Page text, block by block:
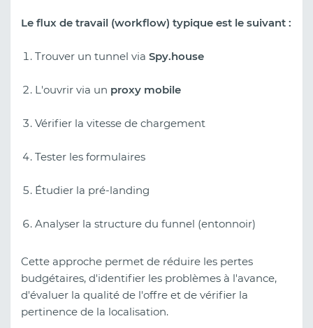
Le flux de travail (workflow) typique est le suivant :
Trouver un tunnel via Spy.house
L'ouvrir via un proxy mobile
Vérifier la vitesse de chargement
Tester les formulaires
Étudier la pré-landing
Analyser la structure du funnel (entonnoir)
Cette approche permet de réduire les pertes
budgétaires, d'identifier les problèmes à l'avance,
d'évaluer la qualité de l'offre et de vérifier la
pertinence de la localisation.